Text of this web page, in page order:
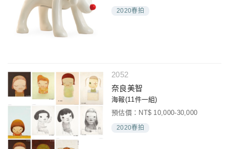
2020春拍
2052
奈良美智
海報(11件一組)
預估價：NT$ 10,000-30,000
2020春拍